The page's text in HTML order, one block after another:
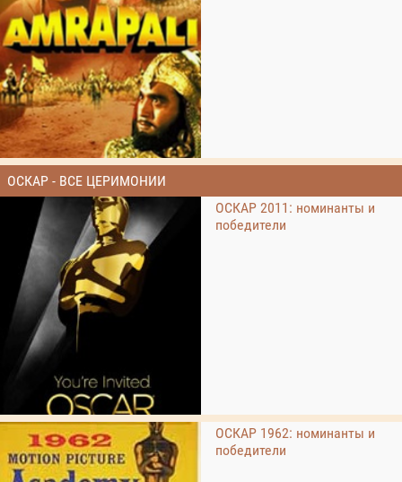
ОСКАР - ВСЕ ЦЕРИМОНИИ
ОСКАР 2011: номинанты и
победители
ОСКАР 1962: номинанты и
победители